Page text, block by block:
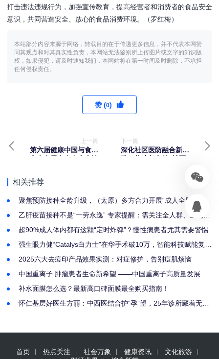
打击违法违规行为，加强宣传教育，提高经营者和消费者的食品安全
意识，共同营造安全、放心的食品消费环境。（罗红梅）
本站部分内容来源于网络，转载目的在于传递更多信息，并不代表本网赞
同其观点和对其真实性负责，本网站无法鉴别所上传图片或文字的知识版
权，如果侵犯，请及时通知我们，本网站将在第一时间及时删除，不承担
任何侵权责任。
赞 (0)
上一篇
第六届健康中国与食品
下一篇
深化社区医防融合新实
相关推荐
聚焦预防接种全龄升级，（太原）多方合力开展“成人全周期免
乙肝疫苗接种不是“一劳永逸” 专家提醒：需关注全人群、全周期
超90%成人体内都有这颗“定时炸弹”？慢性病患者尤其需要警惕
强生眼力健“Catalys白力士”在华手术破10万，智能科技赋能复杂
2025六大去痘印产品效果实测：对症修护，告别痘肌烦恼
中国重离子 肿瘤患者生命新希望 ——中国重离子高质量发展暨
补水面膜怎么选？最新高口碑面膜最全购买指南！
怀仁基层好医生方丽：中西医结合护“孕”望，25年诊所藏着无数
首页 热点关注 社会万象 健康资讯
文化旅游